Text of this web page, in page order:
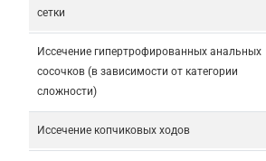
сетки
Иссечение гипертрофированных анальных
сосочков (в зависимости от категории
сложности)
Иссечение копчиковых ходов